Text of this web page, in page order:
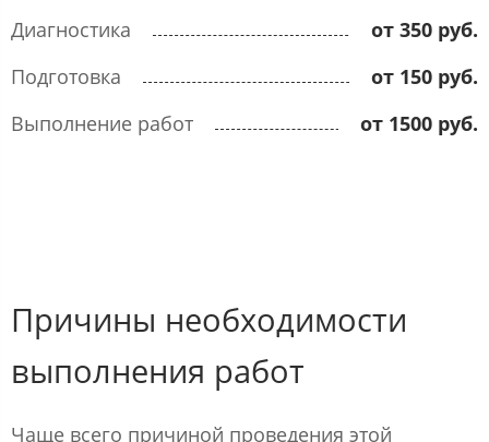
Диагностика
от 350 руб.
Подготовка
от 150 руб.
Выполнение работ
от 1500 руб.
Причины необходимости
выполнения работ
Чаще всего причиной проведения этой